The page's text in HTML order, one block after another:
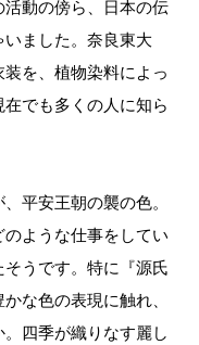
動の傍ら、日本の伝
ました。奈良東大
を、植物染料によっ
でも多くの人に知ら
平安王朝の襲の色。
ような仕事をしてい
うです。特に『源氏
な色の表現に触れ、
四季が織りなす麗し